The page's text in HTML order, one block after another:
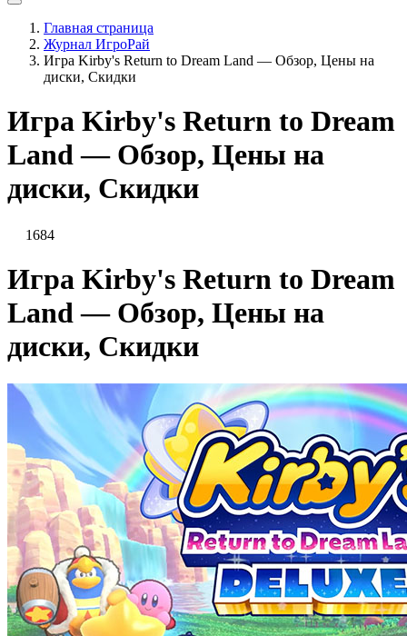
Главная страница
Журнал ИгроРай
Игра Kirby's Return to Dream Land — Обзор, Цены на
диски, Скидки
Игра Kirby's Return to Dream
Land — Обзор, Цены на
диски, Скидки
1684
Игра Kirby's Return to Dream
Land — Обзор, Цены на
диски, Скидки